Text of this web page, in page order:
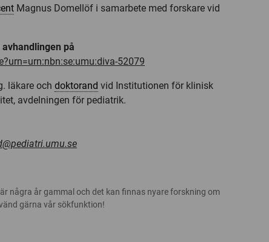
Magnus Domellöf i samarbete med forskare vid
på
52079
läkare och doktorand vid Institutionen för klinisk
avdelningen för pediatrik.
några år gammal och det kan finnas nyare forskning om
gärna vår sökfunktion!